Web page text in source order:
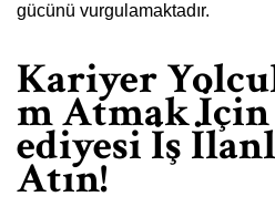
gücünü vurgulamaktadır.
Kariyer
m Atmak
ediyesi İş
Atın!